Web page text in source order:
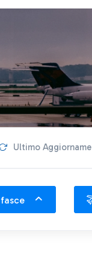
Ultimo